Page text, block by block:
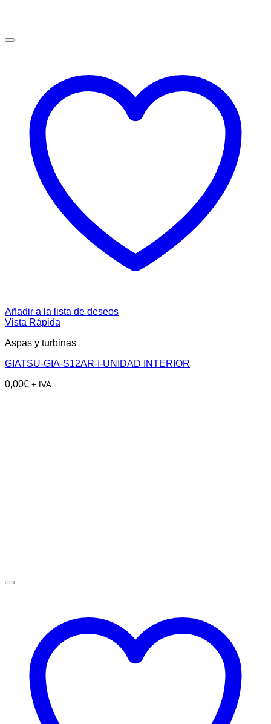
Añadir a la lista de deseos
Vista Rápida
Aspas y turbinas
GIATSU-GIA-S12AR-I-UNIDAD INTERIOR
0,00€ + IVA